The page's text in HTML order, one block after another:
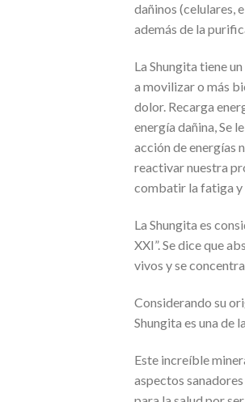
dañinos (celulares,
además de la
La Shungita tiene
a movilizar o más
dolor. Recarga
energía dañina, Se
acción de energías
reactivar nuestra
combatir la fatiga y
La Shungita es
XXI”. Se dice que
vivos y se
Considerando su
Shungita es una de
Este increíble
aspectos